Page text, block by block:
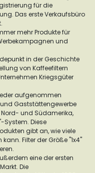
für die
Das erste Verkaufsbüro
mehr Produkte für
und
in der Geschichte
von Kaffeefiltern
Kriegsgüter
aufgenommen
Gaststättengewerbe
und Südamerika,
System. Diese
gibt an, wie viele
Filter der Größe "1x4"
eine der ersten
Die